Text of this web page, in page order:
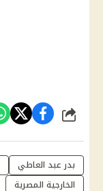
شارك
بدر عبد العاطي
الخارجية المصرية